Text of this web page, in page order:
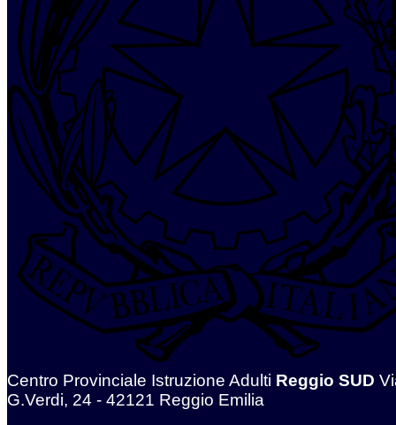
Centro Provinciale Istruzione Adulti Reggio SUD
G.Verdi, 24 - 42121 Reggio Emilia